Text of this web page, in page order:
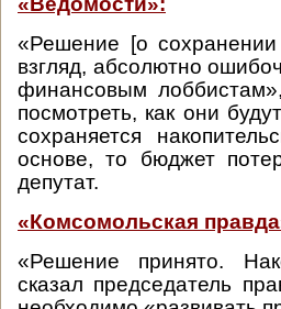
«Решение [о
взгляд, абсолютно
финансовым
посмотреть, как они
сохраняется
основе, то бюджет
депутат.
«Комсомольская
«Решение принято.
сказал председатель